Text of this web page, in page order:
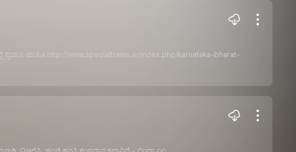
ಪ್ರವಾಸ ಮಾಹಿತಿ http://www.specialtrains.in/index.php/karnataka-bharat-